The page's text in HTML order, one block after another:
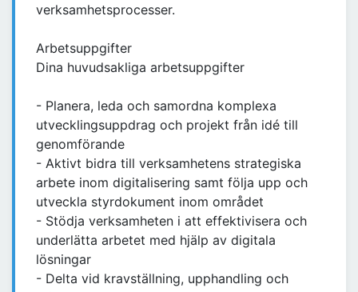
verksamhetsprocesser.
Arbetsuppgifter
Dina huvudsakliga arbetsuppgifter
- Planera, leda och samordna komplexa
utvecklingsuppdrag och projekt från idé till
genomförande
- Aktivt bidra till verksamhetens strategiska
arbete inom digitalisering samt följa upp och
utveckla styrdokument inom området
- Stödja verksamheten i att effektivisera och
underlätta arbetet med hjälp av digitala
lösningar
- Delta vid kravställning, upphandling och